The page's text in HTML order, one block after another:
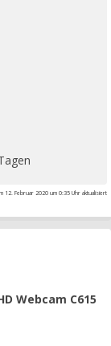
12. Februar 2020 um 0:35 Uhr aktualisiert
Webcam C615